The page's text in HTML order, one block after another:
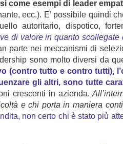
esempi di leader
ecc.). E’ possibile quindi
autoritario, dispotico,
di valore in quanto scollegate
parte nei meccanismi di
sono molto diversi da
(contro tutto e contro tutti),
gli altri, sono tutte
crescenti in azienda.
e chi porta in maniera
non certo chi è stato più